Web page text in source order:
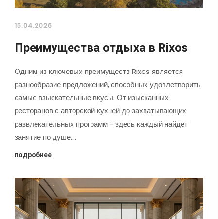
15.04.2026
Преимущества отдыха в Rixos
Одним из ключевых преимуществ Rixos является
разнообразие предложений, способных удовлетворить
самые взыскательные вкусы. От изысканных
ресторанов с авторской кухней до захватывающих
развлекательных программ - здесь каждый найдет
занятие по душе.…
подробнее